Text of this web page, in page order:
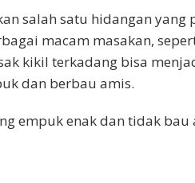
salah satu hidangan yang
macam masakan,
kikil terkadang bisa
dan berbau amis.
empuk enak dan tidak bau